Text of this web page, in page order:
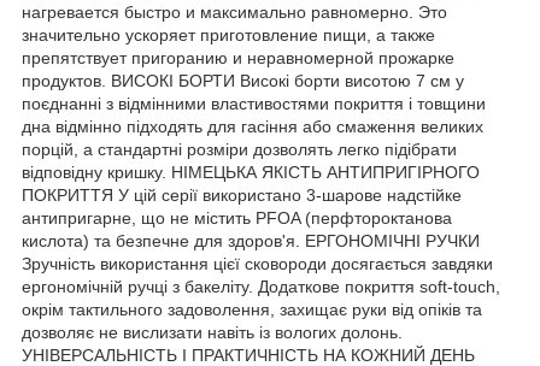
нагревается быстро и максимально равномерно. Это
значительно ускоряет приготовление пищи, а также
препятствует пригоранию и неравномерной прожарке
продуктов. ВИСОКІ БОРТИ Високі борти висотою 7 см у
поєднанні з відмінними властивостями покриття і товщини
дна відмінно підходять для гасіння або смаження великих
порцій, а стандартні розміри дозволять легко підібрати
відповідну кришку. НІМЕЦЬКА ЯКІСТЬ АНТИПРИГІРНОГО
ПОКРИТТЯ У цій серії використано 3-шарове надстійке
антипригарне, що не містить PFOA (перфтороктанова
кислота) та безпечне для здоров'я. ЕРГОНОМІЧНІ РУЧКИ
Зручність використання цієї сковороди досягається завдяки
ергономічній ручці з бакеліту. Додаткове покриття soft-touch,
окрім тактильного задоволення, захищає руки від опіків та
дозволяє не вислизати навіть із вологих долонь.
УНІВЕРСАЛЬНІСТЬ І ПРАКТИЧНІСТЬ НА КОЖНИЙ ДЕНЬ